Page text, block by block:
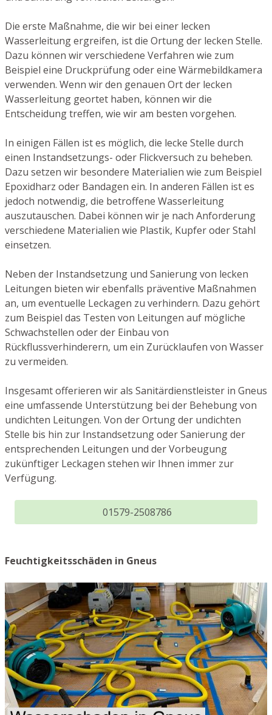
Die erste Maßnahme, die wir bei einer lecken
Wasserleitung ergreifen, ist die Ortung der lecken Stelle.
Dazu können wir verschiedene Verfahren wie zum
Beispiel eine Druckprüfung oder eine Wärmebildkamera
verwenden. Wenn wir den genauen Ort der lecken
Wasserleitung geortet haben, können wir die
Entscheidung treffen, wie wir am besten vorgehen.
In einigen Fällen ist es möglich, die lecke Stelle durch
einen Instandsetzungs- oder Flickversuch zu beheben.
Dazu setzen wir besondere Materialien wie zum Beispiel
Epoxidharz oder Bandagen ein. In anderen Fällen ist es
jedoch notwendig, die betroffene Wasserleitung
auszutauschen. Dabei können wir je nach Anforderung
verschiedene Materialien wie Plastik, Kupfer oder Stahl
einsetzen.
Neben der Instandsetzung und Sanierung von lecken
Leitungen bieten wir ebenfalls präventive Maßnahmen
an, um eventuelle Leckagen zu verhindern. Dazu gehört
zum Beispiel das Testen von Leitungen auf mögliche
Schwachstellen oder der Einbau von
Rückflussverhinderern, um ein Zurücklaufen von Wasser
zu vermeiden.
Insgesamt offerieren wir als Sanitärdienstleister in Gneus
eine umfassende Unterstützung bei der Behebung von
undichten Leitungen. Von der Ortung der undichten
Stelle bis hin zur Instandsetzung oder Sanierung der
entsprechenden Leitungen und der Vorbeugung
zukünftiger Leckagen stehen wir Ihnen immer zur
Verfügung.
01579-2508786
Feuchtigkeitsschäden in Gneus